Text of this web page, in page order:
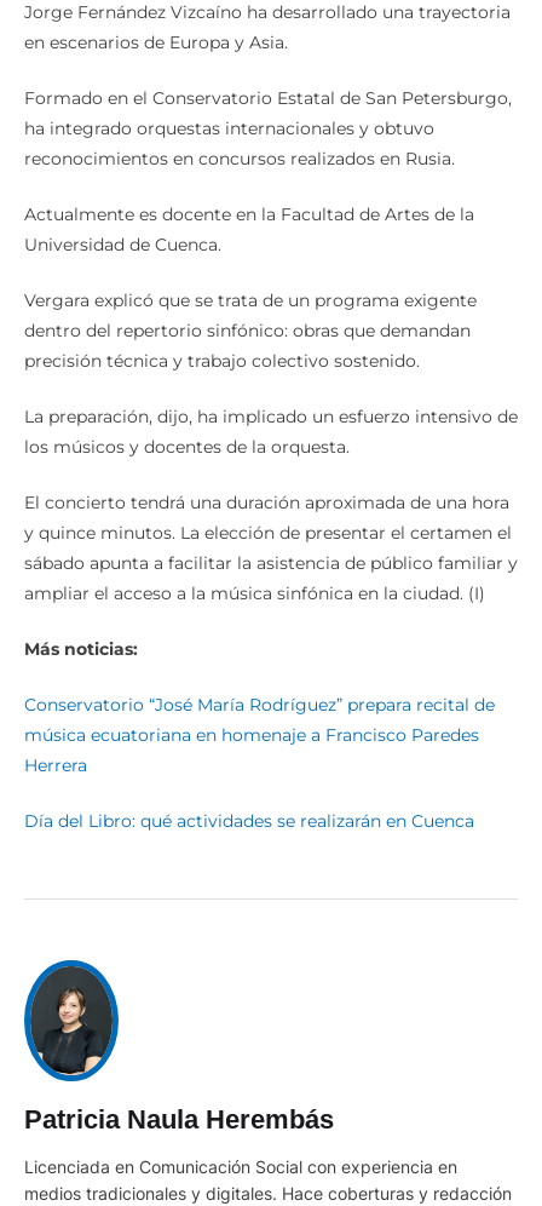
Jorge Fernández Vizcaíno ha desarrollado una trayectoria
en escenarios de Europa y Asia.
Formado en el Conservatorio Estatal de San Petersburgo,
ha integrado orquestas internacionales y obtuvo
reconocimientos en concursos realizados en Rusia.
Actualmente es docente en la Facultad de Artes de la
Universidad de Cuenca.
Vergara explicó que se trata de un programa exigente
dentro del repertorio sinfónico: obras que demandan
precisión técnica y trabajo colectivo sostenido.
La preparación, dijo, ha implicado un esfuerzo intensivo de
los músicos y docentes de la orquesta.
El concierto tendrá una duración aproximada de una hora
y quince minutos. La elección de presentar el certamen el
sábado apunta a facilitar la asistencia de público familiar y
ampliar el acceso a la música sinfónica en la ciudad. (I)
Más noticias:
Conservatorio “José María Rodríguez” prepara recital de
música ecuatoriana en homenaje a Francisco Paredes
Herrera
Día del Libro: qué actividades se realizarán en Cuenca
Patricia Naula Herembás
Licenciada en Comunicación Social con experiencia en
medios tradicionales y digitales. Hace coberturas y redacción